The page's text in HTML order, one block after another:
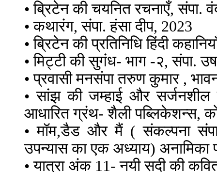
• ब्रिटेन की चयनित रचनाएँ, संपा.
• कथारंग, संपा. हंसा दीप, 2023
• ब्रिटेन की प्रतिनिधि हिंदी
• मिट्टी की सुगंध- भाग -२, संपा.
• प्रवासी मनसंपा तरुण कुमार ,
• सांझ की जम्हाई और सर्जनशील
आधारित ग्रंथ- शैली पब्लिकेशन्स,
• मॉम,डैड और मैं ( संकल्पना
उपन्यास का एक अध्याय) अनामिका
• यात्रा अंक 11- नयी सदी की